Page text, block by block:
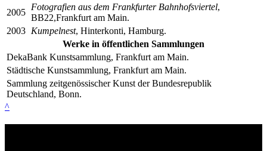
2005
Fotografien aus dem Frankfurter Bahnhofsviertel,
BB22,Frankfurt am Main.
2003 Kumpelnest, Hinterkonti, Hamburg.
Werke in öffentlichen Sammlungen
DekaBank Kunstsammlung, Frankfurt am Main.
Städtische Kunstsammlung, Frankfurt am Main.
Sammlung zeitgenössischer Kunst der Bundesrepublik
Deutschland, Bonn.
^